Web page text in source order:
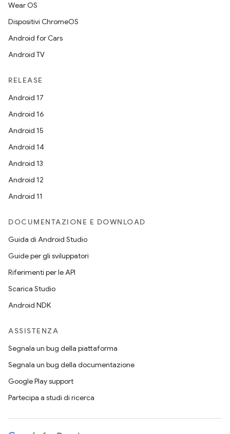
Wear OS
Dispositivi ChromeOS
Android for Cars
Android TV
RELEASE
Android 17
Android 16
Android 15
Android 14
Android 13
Android 12
Android 11
DOCUMENTAZIONE E DOWNLOAD
Guida di Android Studio
Guide per gli sviluppatori
Riferimenti per le API
Scarica Studio
Android NDK
ASSISTENZA
Segnala un bug della piattaforma
Segnala un bug della documentazione
Google Play support
Partecipa a studi di ricerca